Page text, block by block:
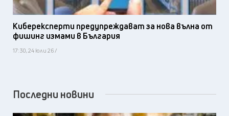
Киберексперти предупреждават за нова вълна от
фишинг измами в България
17:30, 24 юли 26 /
Последни новини